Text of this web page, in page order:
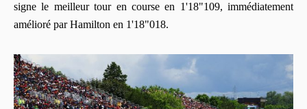
signe le meilleur tour en course en 1'18"109, immédiatement
amélioré par Hamilton en 1'18"018.